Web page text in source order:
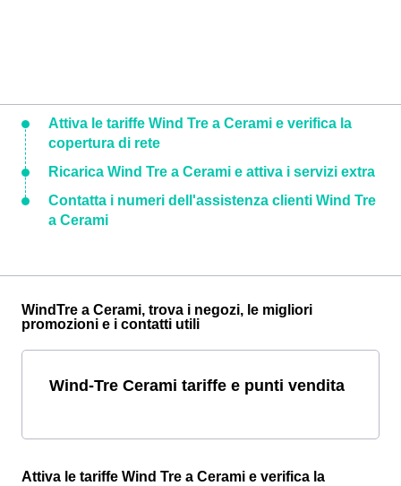
Attiva le tariffe Wind Tre a Cerami e verifica la
copertura di rete
Ricarica Wind Tre a Cerami e attiva i servizi extra
Contatta i numeri dell'assistenza clienti Wind Tre
a Cerami
WindTre a Cerami, trova i negozi, le migliori
promozioni e i contatti utili
Wind-Tre Cerami tariffe e punti vendita
Attiva le tariffe Wind Tre a Cerami e verifica la